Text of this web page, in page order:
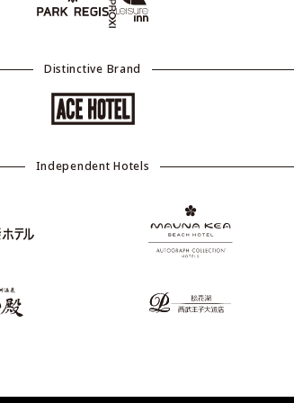
Distinctive Brand
Independent Hotels